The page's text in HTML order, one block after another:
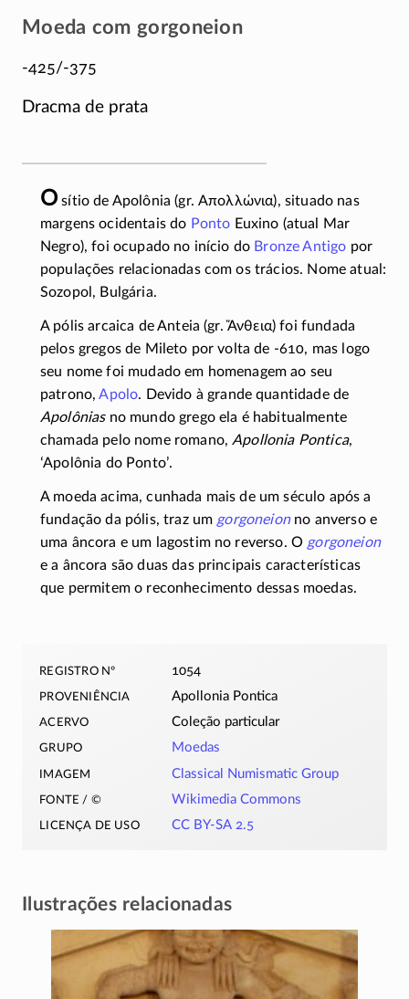
Moeda com gorgoneion
-425/-375
Dracma de prata
O sítio de Apolônia (gr.Απολλώνια), situado nas
margens ocidentais do Ponto Euxino (atual Mar
Negro), foi ocupado no início do Bronze Antigo por
populações relacionadas com os trácios. Nome atual:
Sozopol, Bulgária.
A pólis arcaica de Anteia (gr.Ἄνθεια) foi fundada
pelos gregos de Mileto por volta de -610, mas logo
seu nome foi mudado em homenagem ao seu
patrono,Apolo. Devido à grande quantidade de
Apolôniasno mundo grego ela é habitualmente
chamada pelo nome romano, Apollonia Pontica,
ʻApolônia do Pontoʼ.
A moeda acima, cunhada mais de um século após a
fundação da pólis, traz um gorgoneionno anverso e
uma âncora e um lagostim no reverso. O gorgoneion
e a âncora são duas das principais características
que permitem o reconhecimento dessas moedas.
registro nº 1054
proveniência Apollonia Pontica
acervo Coleção particular
grupo Moedas
imagem Classical Numismatic Group
fonte / © Wikimedia Commons
licença de uso CC BY-SA 2.5
Ilustrações relacionadas